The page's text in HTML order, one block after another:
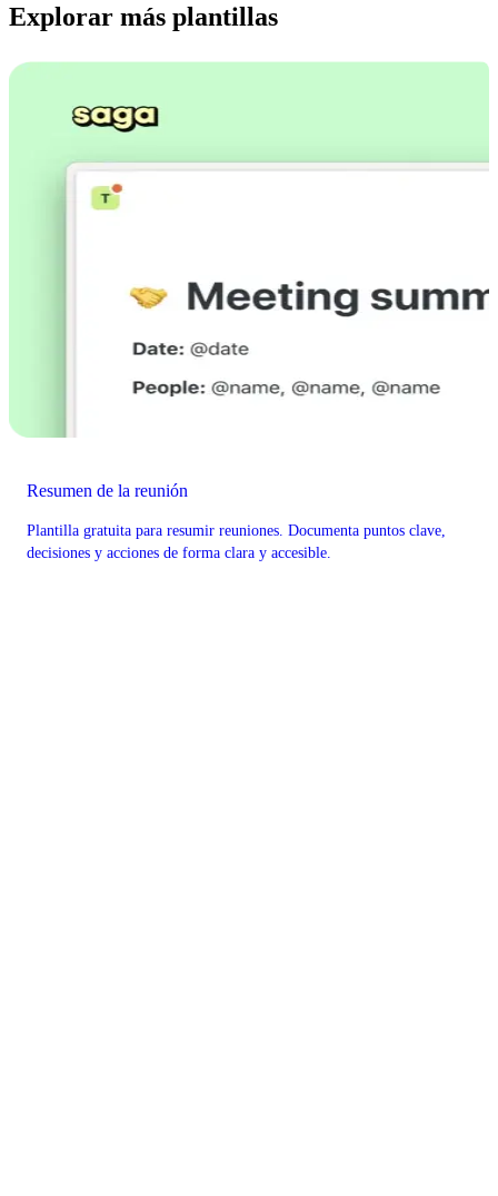
Explorar más plantillas
Resumen de la reunión
Plantilla gratuita para resumir reuniones. Documenta puntos clave,
decisiones y acciones de forma clara y accesible.